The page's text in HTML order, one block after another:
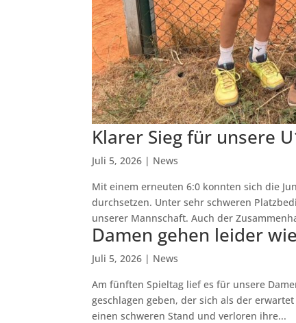
Klarer Sieg für unsere
Juli 5, 2026 | News
Mit einem erneuten 6:0 konnten sich die
durchsetzen. Unter sehr schweren
unserer Mannschaft. Auch der
Damen gehen leider
Juli 5, 2026 | News
Am fünften Spieltag lief es für unsere
geschlagen geben, der sich als der
einen schweren Stand und verloren ihre...